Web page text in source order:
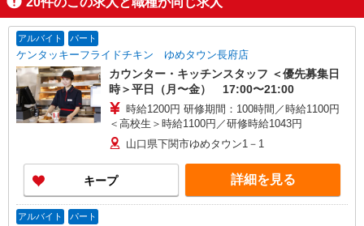
アルバイト パート
ケンタッキーフライドチキン ゆめタウン長府店
カウンター・キッチンスタッフ ＜優先募集日
時＞平日（月〜金） 17:00〜21:00
時給1200円 研修期間：100時間／時給1100円
＜高校生＞時給1100円／研修時給1043円
山口県下関市ゆめタウン1－1
キープ 詳細を見る
アルバイト パート